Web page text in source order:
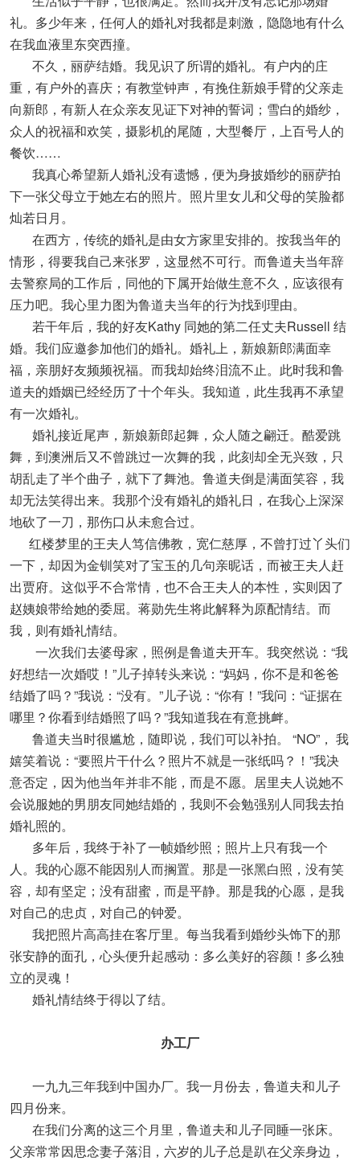
礼。多少年来，任何人的婚礼对我都是刺激，隐隐地有什么
在我血液里东突西撞。
不久，丽萨结婚。我见识了所谓的婚礼。有户内的庄
重，有户外的喜庆；有教堂钟声，有挽住新娘手臂的父亲走
向新郎，有新人在众亲友见证下对神的誓词；雪白的婚纱，
众人的祝福和欢笑，摄影机的尾随，大型餐厅，上百号人的
餐饮……
我真心希望新人婚礼没有遗憾，便为身披婚纱的丽萨拍
下一张父母立于她左右的照片。照片里女儿和父母的笑脸都
灿若日月。
在西方，传统的婚礼是由女方家里安排的。按我当年的
情形，得要我自己来张罗，这显然不可行。而鲁道夫当年辞
去警察局的工作后，同他的下属开始做生意不久，应该很有
压力吧。我心里力图为鲁道夫当年的行为找到理由。
若干年后，我的好友Kathy 同她的第二任丈夫Russell 结
婚。我们应邀参加他们的婚礼。婚礼上，新娘新郎满面幸
福，亲朋好友频频祝福。而我却始终泪流不止。此时我和鲁
道夫的婚姻已经经历了十个年头。我知道，此生我再不承望
有一次婚礼。
婚礼接近尾声，新娘新郎起舞，众人随之翩迁。酷爱跳
舞，到澳洲后又不曾跳过一次舞的我，此刻却全无兴致，只
胡乱走了半个曲子，就下了舞池。鲁道夫倒是满面笑容，我
却无法笑得出来。我那个没有婚礼的婚礼日，在我心上深深
地砍了一刀，那伤口从未愈合过。
红楼梦里的王夫人笃信佛教，宽仁慈厚，不曾打过丫头们
一下，却因为金钏笑对了宝玉的几句亲昵话，而被王夫人赶
出贾府。这似乎不合常情，也不合王夫人的本性，实则因了
赵姨娘带给她的委屈。蒋勋先生将此解释为原配情结。而
我，则有婚礼情结。
一次我们去婆母家，照例是鲁道夫开车。我突然说：“我
好想结一次婚哎！”儿子掉转头来说：“妈妈，你不是和爸爸
结婚了吗？”我说：“没有。”儿子说：“你有！”我问：“证据在
哪里？你看到结婚照了吗？”我知道我在有意挑衅。
鲁道夫当时很尴尬，随即说，我们可以补拍。 “NO”， 我
嬉笑着说：“要照片干什么？照片不就是一张纸吗？！”我决
意否定，因为他当年并非不能，而是不愿。居里夫人说她不
会说服她的男朋友同她结婚的，我则不会勉强别人同我去拍
婚礼照的。
多年后，我终于补了一帧婚纱照；照片上只有我一个
人。我的心愿不能因别人而搁置。那是一张黑白照，没有笑
容，却有坚定；没有甜蜜，而是平静。那是我的心愿，是我
对自己的忠贞，对自己的钟爱。
我把照片高高挂在客厅里。每当我看到婚纱头饰下的那
张安静的面孔，心头便升起感动：多么美好的容颜！多么独
立的灵魂！
婚礼情结终于得以了结。
办工厂
一九九三年我到中国办厂。我一月份去，鲁道夫和儿子
四月份来。
在我们分离的这三个月里，鲁道夫和儿子同睡一张床。
父亲常常因思念妻子落泪，六岁的儿子总是趴在父亲身边，